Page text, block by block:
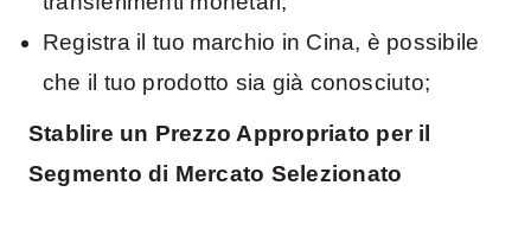
Registra il tuo marchio in Cina, è possibile
che il tuo prodotto sia già conosciuto;
Stablire un Prezzo Appropriato per il
Segmento di Mercato Selezionato